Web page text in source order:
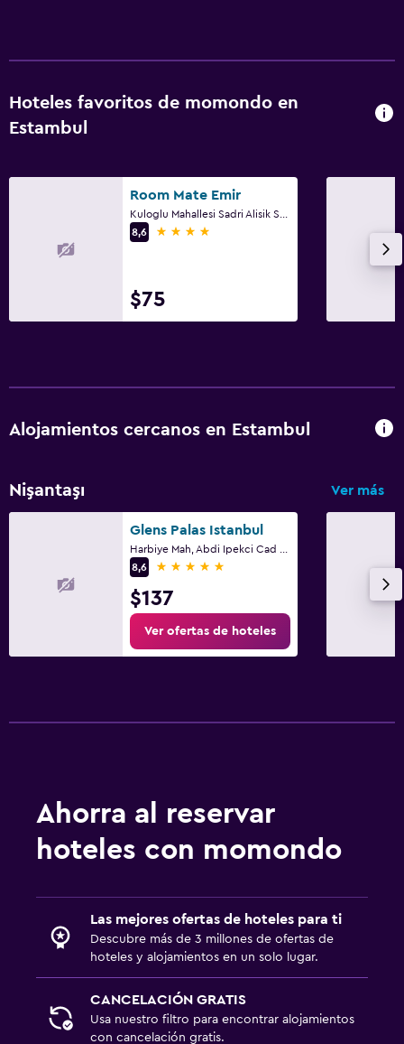
Hoteles favoritos de momondo en
Estambul
Room Mate Emir
8,6
4 estrellas
$75
Alojamientos cercanos en Estambul
Nişantaşı Ver más
Glens Palas Istanbul
8,6
5 estrellas
$137
Ver ofertas de hoteles
Ahorra al reservar
hoteles con momondo
Las mejores ofertas de hoteles para ti
Descubre más de 3 millones de ofertas de
hoteles y alojamientos en un solo lugar.
CANCELACIÓN GRATIS
Usa nuestro filtro para encontrar alojamientos
con cancelación gratis.